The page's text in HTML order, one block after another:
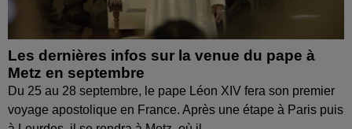
Les dernières infos sur la venue du pape à
Metz en septembre
Du 25 au 28 septembre, le pape Léon XIV fera son premier
voyage apostolique en France. Après une étape à Paris puis